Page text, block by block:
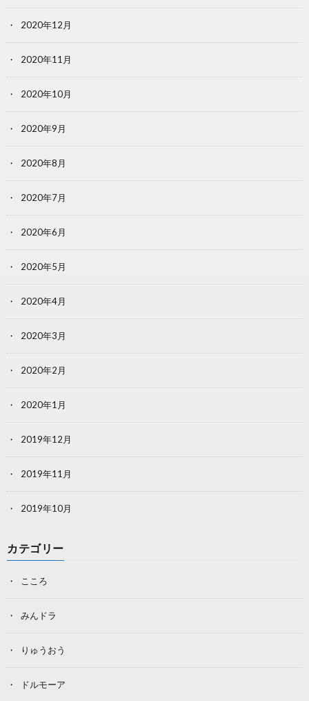
2020年12月
2020年11月
2020年10月
2020年9月
2020年8月
2020年7月
2020年6月
2020年5月
2020年4月
2020年3月
2020年2月
2020年1月
2019年12月
2019年11月
2019年10月
カテゴリー
こころ
みんドラ
りゅうおう
ドルモーア